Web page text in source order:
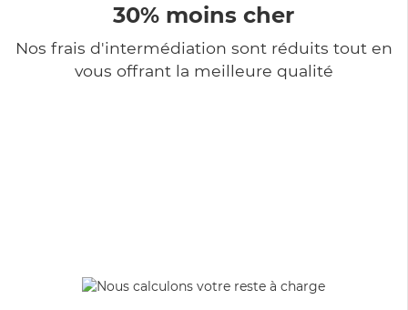
30% moins cher
Nos frais d'intermédiation sont réduits tout en
vous offrant la meilleure qualité